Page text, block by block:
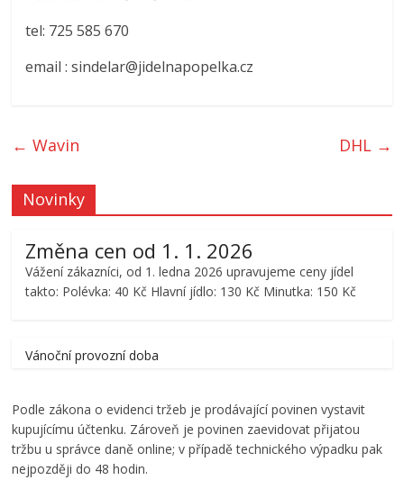
tel: 725 585 670
email : sindelar@jidelnapopelka.cz
← Wavin DHL →
Novinky
Změna cen od 1. 1. 2026
Vážení zákazníci, od 1. ledna 2026 upravujeme ceny jídel
takto: Polévka: 40 Kč Hlavní jídlo: 130 Kč Minutka: 150 Kč
Vánoční provozní doba
Podle zákona o evidenci tržeb je prodávající povinen vystavit
kupujícímu účtenku. Zároveň je povinen zaevidovat přijatou
tržbu u správce daně online; v případě technického výpadku pak
nejpozději do 48 hodin.